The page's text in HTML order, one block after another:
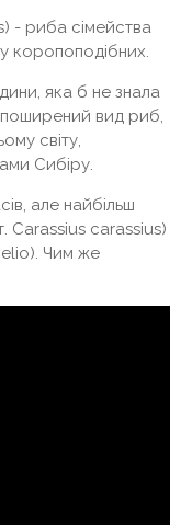
- риба сімейства
коропоподібних.
яка б не знала
вид риб,
світу,
Сибіру.
але найбільш
Carassius carassius)
Чим же